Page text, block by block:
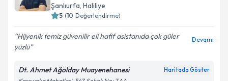
Şanlıurfa, Haliliye
5 (10 Değerlendirme)
Hijyenik temiz güvenilir eli hafif asistanıda çok güler
yüzlü
Devamı
Dt. Ahmet Ağolday Muayenehanesi Haritada Göster